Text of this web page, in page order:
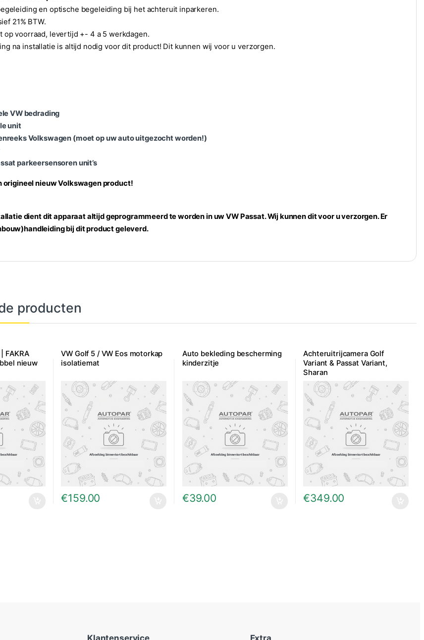
en optische begeleiding bij het achteruit inparkeren.
21% BTW.
op voorraad, levertijd +- 4 a 5 werkdagen.
na installatie is altijd nodig voor dit product! Dit kunnen wij voor u verzorgen.
VW bedrading
unit
Volkswagen (moet op uw auto uitgezocht worden!)
parkeersensoren unit’s
origineel nieuw Volkswagen product!
dient dit apparaat altijd geprogrammeerd te worden in uw VW Passat. Wij kunnen dit voor u verzorgen. Er
bij dit product geleverd.
producten
FAKRA
nieuw
VW Golf 5 / VW Eos motorkap
isolatiemat
€159.00
Auto bekleding bescherming
kinderzitje
€39.00
Achteruitrijcamera Golf
Variant & Passat Variant,
Sharan
€349.00
Klantenservice Extra